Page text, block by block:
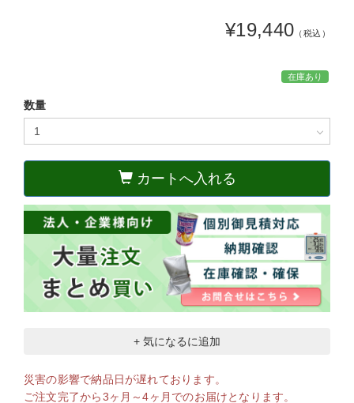
¥19,440 （税込）
在庫あり
数量
カートへ入れる
+ 気になるに追加
災害の影響で納品日が遅れております。
ご注文完了から3ヶ月～4ヶ月でのお届けとなります。